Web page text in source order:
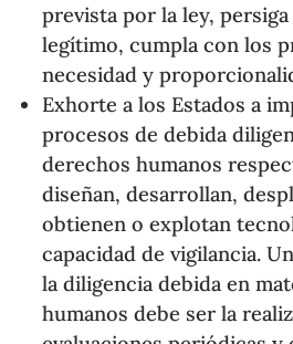
prevista por la ley,
legítimo, cumpla con los
necesidad y
Exhorte a los Estados a
procesos de debida
derechos humanos
diseñan, desarrollan,
obtienen o explotan
capacidad de vigilancia.
la diligencia debida en
humanos debe ser la